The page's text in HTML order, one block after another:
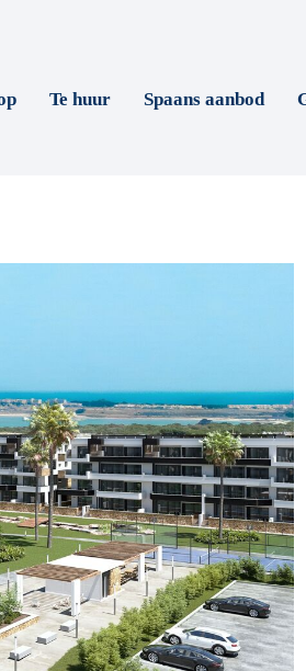
Te huur Spaans aanbod